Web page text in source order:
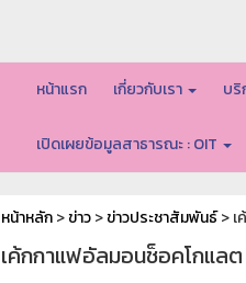
หน้าแรก เกี่ยวกับเรา บริ
เปิดเผยข้อมูลสาธารณะ : OIT
หน้าหลัก>ข่าว>ข่าวประชาสัมพันธ์> เ
เค้กกาแฟอัลมอนช็อคโกแลต